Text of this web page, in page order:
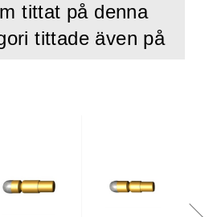
tittat på denna
tittade även på